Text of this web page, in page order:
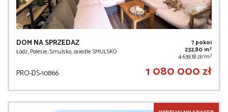
DOM NA SPRZEDAŻ
Łódź, Polesie, Smulsko, osiedle SMULSKO
7 pokoi
232,80 m2
4 639,18 zł/m2
PRO-DS-10866 1 080 000 zł